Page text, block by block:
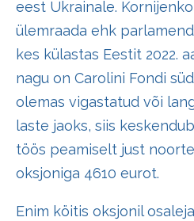
eest Ukrainale.
ülemraada ehk
kes külastas Eestit 2022.
nagu on Carolini Fondi
olemas vigastatud või
laste jaoks, siis
töös peamiselt just
oksjoniga 4610 eurot.
Enim köitis oksjonil